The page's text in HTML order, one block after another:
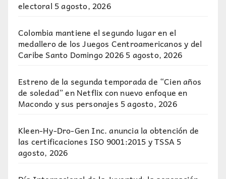
electoral 5 agosto, 2026
Colombia mantiene el segundo lugar en el
medallero de los Juegos Centroamericanos y del
Caribe Santo Domingo 20265 agosto, 2026
Estreno de la segunda temporada de “Cien años
de soledad” en Netflix con nuevo enfoque en
Macondo y sus personajes 5 agosto, 2026
Kleen-Hy-Dro-Gen Inc. anuncia la obtención de
las certificaciones ISO 9001:2015 y TSSA5
agosto, 2026